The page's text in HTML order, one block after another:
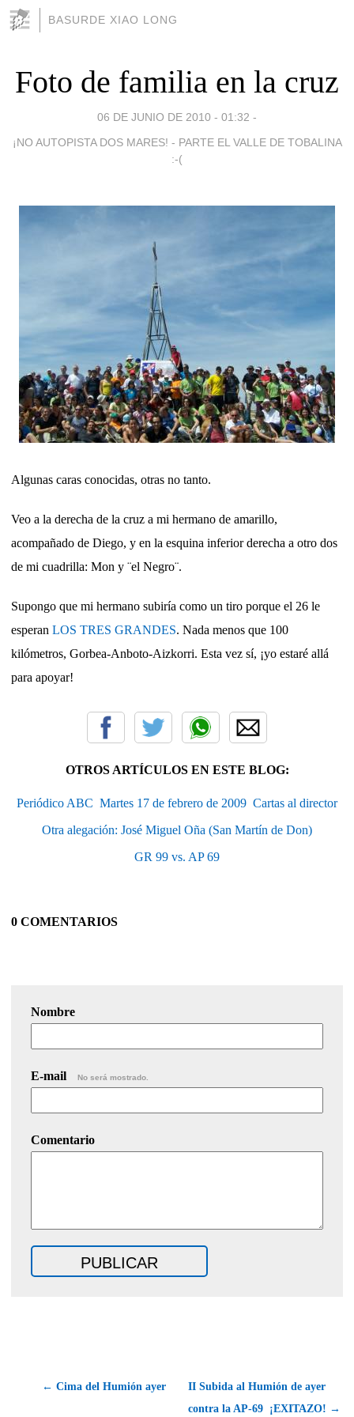
BASURDE XIAO LONG
Foto de familia en la cruz
06 DE JUNIO DE 2010 - 01:32 -
¡NO AUTOPISTA DOS MARES! - PARTE EL VALLE DE TOBALINA
:-(
Algunas caras conocidas, otras no tanto.
Veo a la derecha de la cruz a mi hermano de amarillo,
acompañado de Diego, y en la esquina inferior derecha a otro dos
de mi cuadrilla: Mon y ¨el Negro¨.
Supongo que mi hermano subiría como un tiro porque el 26 le
esperan LOS TRES GRANDES. Nada menos que 100
kilómetros, Gorbea-Anboto-Aizkorri. Esta vez sí, ¡yo estaré allá
para apoyar!
OTROS ARTÍCULOS EN ESTE BLOG:
Periódico ABC  Martes 17 de febrero de 2009  Cartas al director
Otra alegación: José Miguel Oña (San Martín de Don)
GR 99 vs. AP 69
0 COMENTARIOS
Nombre
E-mail No será mostrado.
Comentario
← Cima del Humión ayer
II Subida al Humión de ayer
contra la AP-69  ¡EXITAZO! →